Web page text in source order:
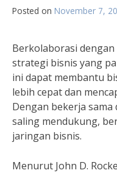
Posted on November 7,
Berkolaborasi
strategi bisnis yang
ini dapat membantu
lebih cepat dan
Dengan bekerja
saling mendukung,
jaringan bisnis.
Menurut John D.